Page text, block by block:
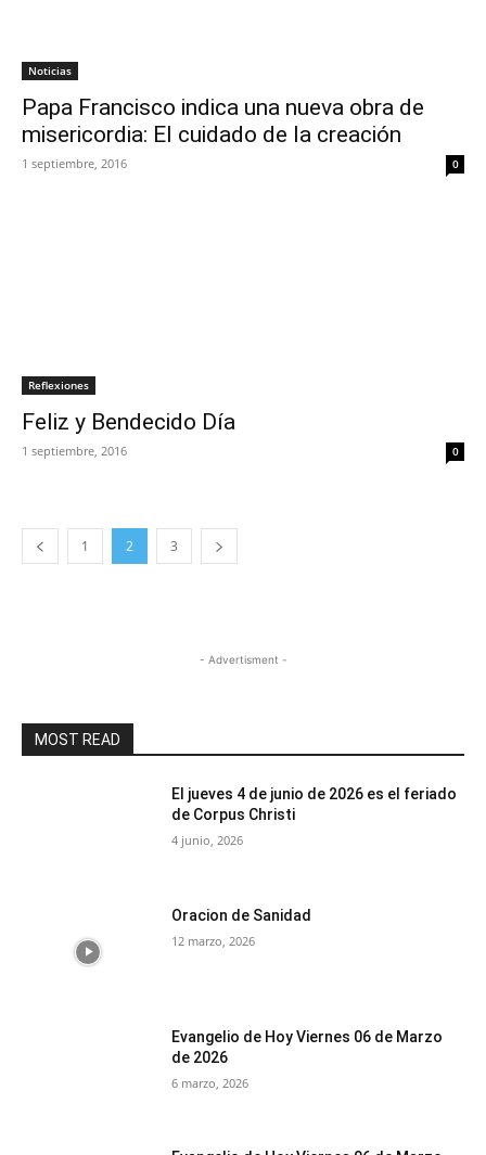
Noticias
Papa Francisco indica una nueva obra de
misericordia: El cuidado de la creación
1 septiembre, 2016 0
Reflexiones
Feliz y Bendecido Día
1 septiembre, 2016 0
1 2 3
- Advertisment -
MOST READ
El jueves 4 de junio de 2026 es el feriado
de Corpus Christi
4 junio, 2026
Oracion de Sanidad
12 marzo, 2026
Evangelio de Hoy Viernes 06 de Marzo
de 2026
6 marzo, 2026